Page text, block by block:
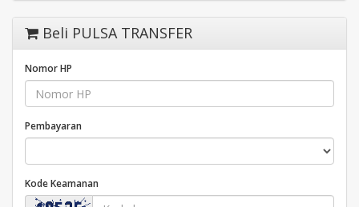
Beli PULSA TRANSFER
Nomor HP
Pembayaran
Kode Keamanan